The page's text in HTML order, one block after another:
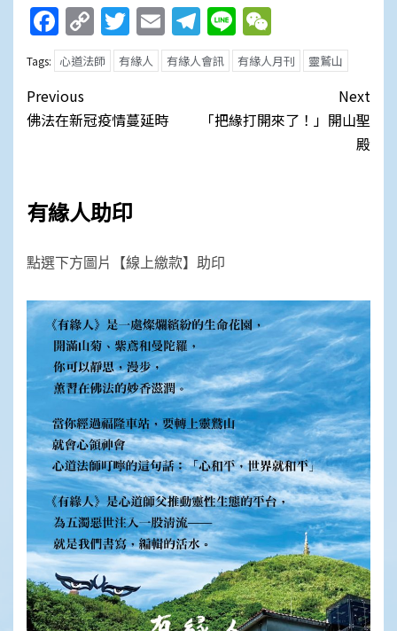
Facebook
Copy
Link
Twitter
EmailTelegram
Line
Tags: 心道法師 有緣人 有緣人會訊 有緣人月刊 靈鷲山
Post
navigation
Previous
佛法在新冠疫情蔓延時
Next
「把緣打開來了！」開山聖
殿
有緣人助印
點選下方圖片【線上繳款】助印